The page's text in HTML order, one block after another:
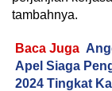
tambahnya.
Baca Juga
Apel Siaga
2024 Tingkat